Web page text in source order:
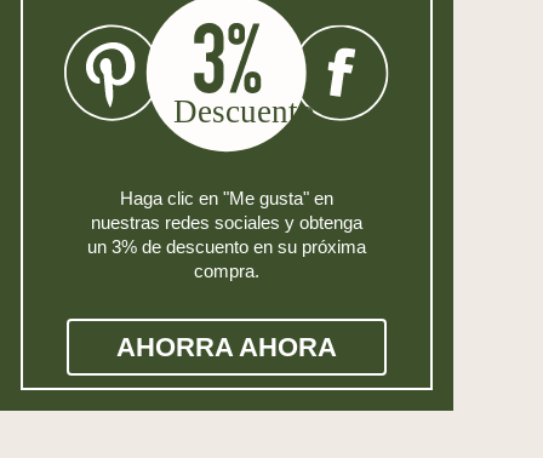
Haga clic en "Me gusta" en
nuestras redes sociales y obtenga
un 3% de descuento en su próxima
compra.
AHORRA AHORA